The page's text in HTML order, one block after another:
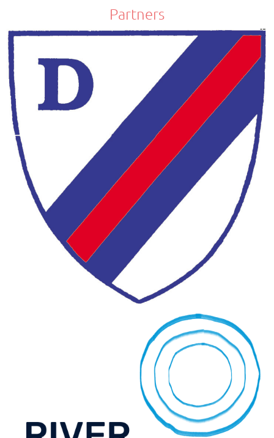
Partners